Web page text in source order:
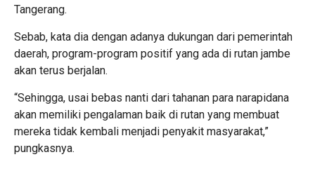
Tangerang.
Sebab, kata dia dengan adanya dukungan dari pemerintah
daerah, program-program positif yang ada di rutan jambe
akan terus berjalan.
“Sehingga, usai bebas nanti dari tahanan para narapidana
akan memiliki pengalaman baik di rutan yang membuat
mereka tidak kembali menjadi penyakit masyarakat,”
pungkasnya.